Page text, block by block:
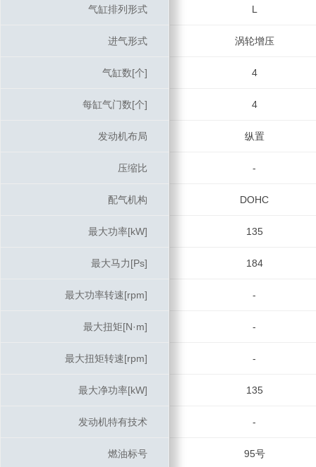
气缸排列形式 L
进气形式 涡轮增压
气缸数[个] 4
每缸气门数[个] 4
发动机布局 纵置
压缩比 -
配气机构 DOHC
最大功率[kW] 135
最大马力[Ps] 184
最大功率转速[rpm] -
最大扭矩[N·m] -
最大扭矩转速[rpm] -
最大净功率[kW] 135
发动机特有技术 -
燃油标号 95号
气缸排列形式
进气形式
气缸数[个]
每缸气门数[个]
发动机布局
压缩比
配气机构
最大功率[kW]
最大马力[Ps]
最大功率转速[rpm]
最大扭矩[N·m]
最大扭矩转速[rpm]
最大净功率[kW]
发动机特有技术
燃油标号